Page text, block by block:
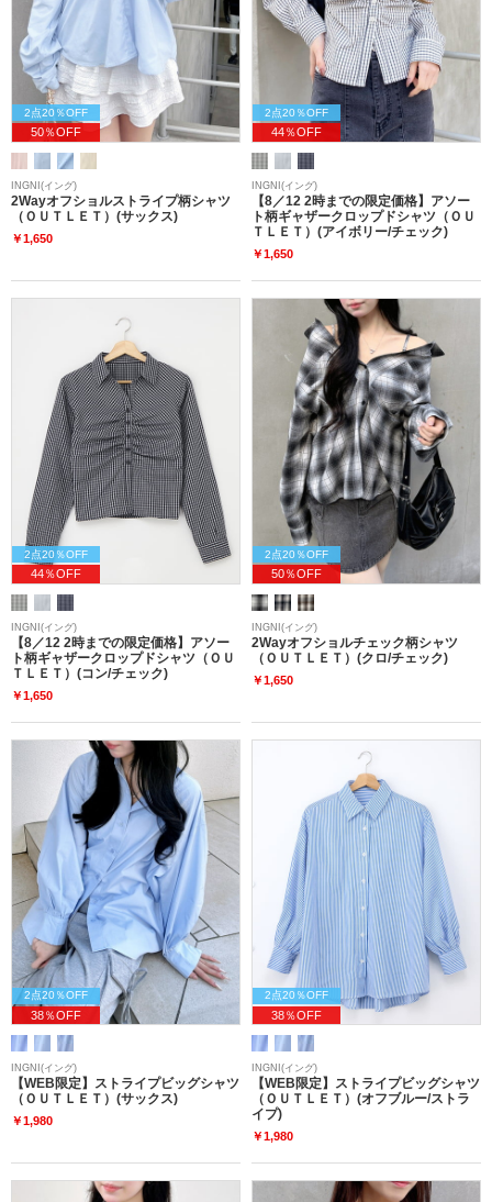
2点20％OFF
50％OFF
INGNI(イング)
2Wayオフショルストライプ柄シャツ
（ＯＵＴＬＥＴ）(サックス)
￥1,650
2点20％OFF
44％OFF
INGNI(イング)
【8／12 2時までの限定価格】アソー
ト柄ギャザークロップドシャツ（ＯＵ
ＴＬＥＴ）(アイボリー/チェック)
￥1,650
2点20％OFF
44％OFF
INGNI(イング)
【8／12 2時までの限定価格】アソー
ト柄ギャザークロップドシャツ（ＯＵ
ＴＬＥＴ）(コン/チェック)
￥1,650
2点20％OFF
50％OFF
INGNI(イング)
2Wayオフショルチェック柄シャツ
（ＯＵＴＬＥＴ）(クロ/チェック)
￥1,650
2点20％OFF
38％OFF
INGNI(イング)
【WEB限定】ストライプビッグシャツ
（ＯＵＴＬＥＴ）(サックス)
￥1,980
2点20％OFF
38％OFF
INGNI(イング)
【WEB限定】ストライプビッグシャツ
（ＯＵＴＬＥＴ）(オフブルー/ストラ
イプ)
￥1,980